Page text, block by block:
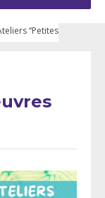
“Petites